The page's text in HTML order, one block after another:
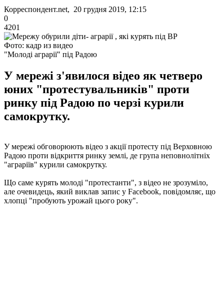
Корреспондент.net, 20 грудня 2019, 12:15
0
4201
Фото: кадр из видео
"Молоді аграрії" під Радою
У мережі з'явилося відео як четверо
юних "протестувальників" проти
ринку під Радою по черзі курили
самокрутку.
У мережі обговорюють відео з акції протесту під Верховною
Радою проти відкриття ринку землі, де група неповнолітніх
"аграріїв" курили самокрутку.
Що саме курять молоді "протестанти", з відео не зрозуміло,
але очевидець, який виклав запис у Facebook, повідомляє, що
хлопці "пробують урожай цього року".